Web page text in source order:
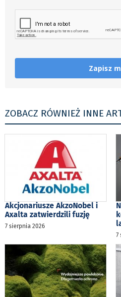
Zapisz
ZOBACZ RÓWNIEŻ INNE
Akcjonariusze AkzoNobel i
Axalta zatwierdzili fuzję
7 sierpnia 2026
7